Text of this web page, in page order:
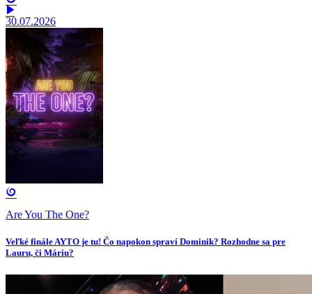
30.07.2026
Are You The One?
Veľké finále AYTO je tu! Čo napokon spraví Dominik? Rozhodne sa pre
Lauru, či Máriu?